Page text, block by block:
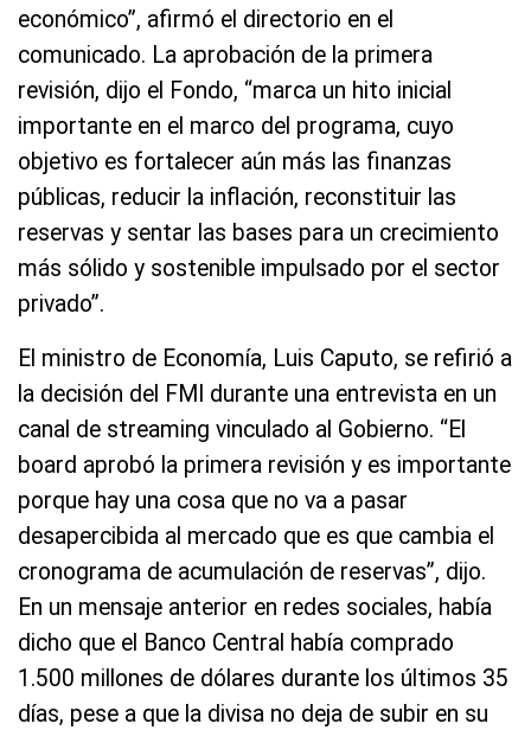
económico”, afirmó el directorio en el
comunicado. La aprobación de la primera
revisión, dijo el Fondo, “marca un hito inicial
importante en el marco del programa, cuyo
objetivo es fortalecer aún más las finanzas
públicas, reducir la inflación, reconstituir las
reservas y sentar las bases para un crecimiento
más sólido y sostenible impulsado por el sector
privado”.
El ministro de Economía, Luis Caputo, se refirió a
la decisión del FMI durante una entrevista en un
canal de streaming vinculado al Gobierno. “El
board aprobó la primera revisión y es importante
porque hay una cosa que no va a pasar
desapercibida al mercado que es que cambia el
cronograma de acumulación de reservas”, dijo.
En un mensaje anterior en redes sociales, había
dicho que el Banco Central había comprado
1.500 millones de dólares durante los últimos 35
días, pese a que la divisa no deja de subir en su